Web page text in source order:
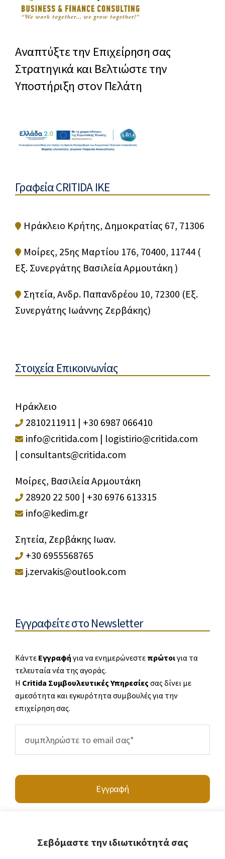
Αναπτύξτε την Επιχείρηση σας
Στρατηγικά και Βελτιώστε την
Υποστήριξη στον Πελάτη
Γραφεία CRITIDA IKE
Ηράκλειο Κρήτης, Δημοκρατίας 67, 71306
Μοίρες, 25ης Μαρτίου 176, 70400, 11744 (
Εξ. Συνεργάτης Βασιλεία Αρμουτάκη )
Σητεία, Ανδρ. Παπανδρέου 10, 72300 (Εξ.
Συνεργάτης Ιωάννης Ζερβάκης)
Στοιχεία Επικοινωνίας
Ηράκλειο
2810211911 | +30 6987 066410
info@critida.com | logistirio@critida.com
| consultants@critida.com
Μοίρες, Βασιλεία Αρμουτάκη
28920 22 500 | +30 6976 613315
info@kedim.gr
Σητεία, Ζερβάκης Ιωαν.
+30 6955568765
j.zervakis@outlook.com
Εγγραφείτε στο Newsletter
Κάντε Εγγραφήγια να ενημερώνεστε πρώτοιγια τα
τελευταία νέα της αγοράς.
Η Critida Συμβουλευτικές Υπηρεσίες σας δίνει με
αμεσότητα και εγκυρότητα συμβουλές για την
επιχείρηση σας.
Εγγραφή
Υποβάλλοντας τα στοιχεία σας, συμφωνείτε να επικοινωνήσετε μαζί μας
Σεβόμαστε την ιδιωτικότητά σας